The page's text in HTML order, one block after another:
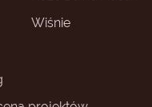
Wiśnie